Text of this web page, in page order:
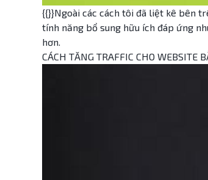
{{}}Ngoài các cách tôi đã liệt kê bên
tính năng bổ sung hữu ích đáp ứng
hơn.
CÁCH TĂNG TRAFFIC CHO